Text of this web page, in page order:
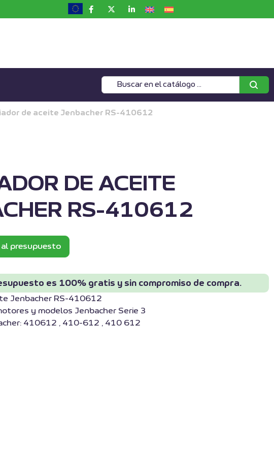
de aceite Jenbacher RS-410612
DE ACEITE
RS-410612
presupuesto
es 100% gratis y sin compromiso de compra.
Jenbacher RS-410612
y modelos Jenbacher Serie 3
410612 , 410-612 , 410 612